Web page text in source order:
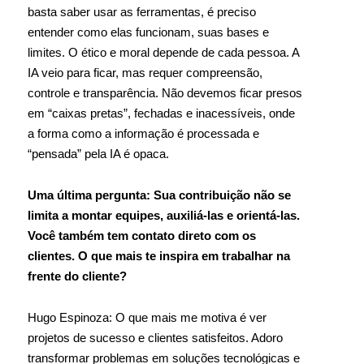
basta saber usar as ferramentas, é preciso
entender como elas funcionam, suas bases e
limites. O ético e moral depende de cada pessoa. A
IA veio para ficar, mas requer compreensão,
controle e transparência. Não devemos ficar presos
em “caixas pretas”, fechadas e inacessíveis, onde
a forma como a informação é processada e
“pensada” pela IA é opaca.
Uma última pergunta: Sua contribuição não se
limita a montar equipes, auxiliá-las e orientá-las.
Você também tem contato direto com os
clientes. O que mais te inspira em trabalhar na
frente do cliente?
Hugo Espinoza: O que mais me motiva é ver
projetos de sucesso e clientes satisfeitos. Adoro
transformar problemas em soluções tecnológicas e